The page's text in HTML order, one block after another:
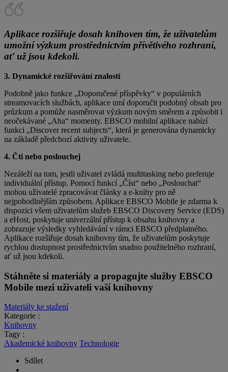
Aplikace rozšiřuje dosah knihoven tím, že uživatelům
umožní výzkum prostřednictvím přívětivého rozhraní,
ať už jsou kdekoli.
3. Dynamické rozšiřování znalostí
Podobně jako funkce „Doporučené příspěvky“ v populárních
streamovacích službách, aplikace umí doporučit podobný obsah pro
průzkum a pomůže nasměrovat výzkum novým směrem a způsobit i
neočekávané „Aha“ momenty. EBSCO mobilní aplikace nabízí
funkci „Discover recent subjects“, která je generována dynamicky
na základě předchozí aktivity uživatele.
4. Čti nebo poslouchej
Nezáleží na tom, jestli uživatel zvládá multitasking nebo preferuje
individuální přístup. Pomocí funkcí „Číst“ nebo „Poslouchat“
mohou uživatelé zpracovávat články a e-knihy pro ně
nejpohodlnějším způsobem. Aplikace EBSCO Mobile je zdarma k
dispozici všem uživatelům služeb EBSCO Discovery Service (EDS)
a eHost, poskytuje univerzální přístup k obsahu knihovny a
zobrazuje výsledky vyhledávání v rámci EBSCO předplatného.
Aplikace rozšiřuje dosah knihovny tím, že uživatelům poskytuje
rychlou dostupnost prostřednictvím snadno použitelného rozhraní,
ať už jsou kdekoli.
Stáhněte si materiály a propagujte služby EBSCO
Mobile mezi uživateli vaší knihovny
Materiály ke stažení
Kategorie :
Knihovny
Tagy :
Akademické knihovny Technologie
Sdílet